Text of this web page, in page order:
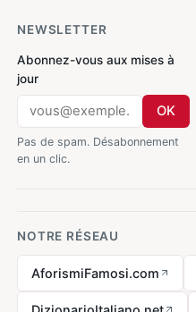
NEWSLETTER
Abonnez-vous aux mises à
jour
OK
Pas de spam. Désabonnement
en un clic.
NOTRE RÉSEAU
AforismiFamosi.com